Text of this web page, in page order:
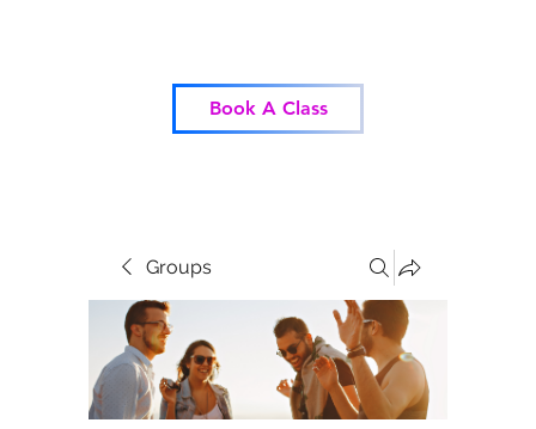
Book A Class
Groups